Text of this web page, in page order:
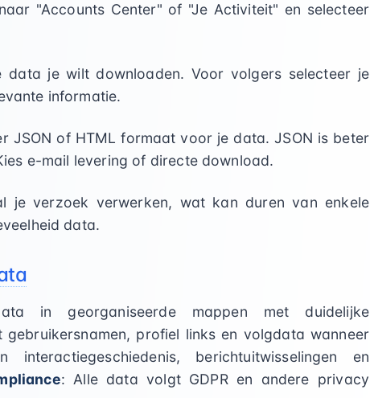
"Accounts Center" of "Je Activiteit" en selecteer
data je wilt downloaden. Voor volgers selecteer je
informatie.
JSON of HTML formaat voor je data. JSON is beter
e-mail levering of directe download.
je verzoek verwerken, wat kan duren van enkele
data.
in georganiseerde mappen met duidelijke
gebruikersnamen, profiel links en volgdata wanneer
interactiegeschiedenis, berichtuitwisselingen en
: Alle data volgt GDPR en andere privacy